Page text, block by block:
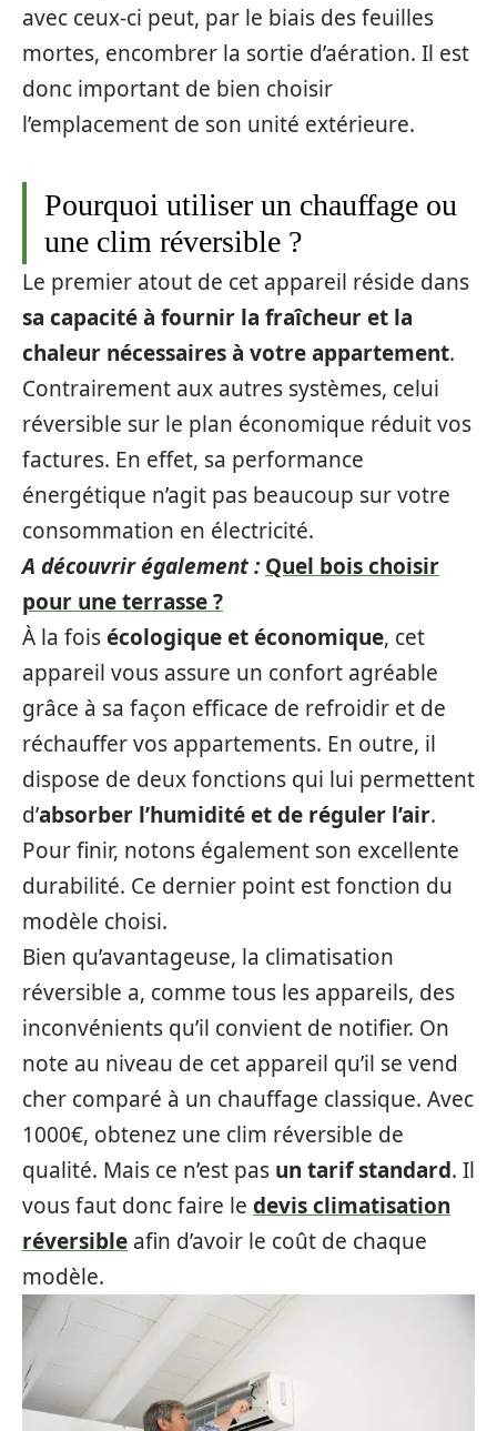
avec ceux-ci peut, par le biais des feuilles
mortes, encombrer la sortie d’aération. Il est
donc important de bien choisir
l’emplacement de son unité extérieure.
Pourquoi utiliser un chauffage ou
une clim réversible ?
Le premier atout de cet appareil réside dans
sa capacité à fournir la fraîcheur et la
chaleur nécessaires à votre appartement.
Contrairement aux autres systèmes, celui
réversible sur le plan économique réduit vos
factures. En effet, sa performance
énergétique n’agit pas beaucoup sur votre
consommation en électricité.
A découvrir également : Quel bois choisir
pour une terrasse ?
À la foisécologique et économique, cet
appareil vous assure un confort agréable
grâce à sa façon efficace de refroidir et de
réchauffer vos appartements. En outre, il
dispose de deux fonctions qui lui permettent
d’absorber l’humidité et de réguler l’air.
Pour finir, notons également son excellente
durabilité. Ce dernier point est fonction du
modèle choisi.
Bien qu’avantageuse, la climatisation
réversible a, comme tous les appareils, des
inconvénients qu’il convient de notifier. On
note au niveau de cet appareil qu’il se vend
cher comparé à un chauffage classique. Avec
1000€, obtenez une clim réversible de
qualité. Mais ce n’est pas un tarif standard. Il
vous faut donc faire le devis climatisation
réversible afin d’avoir le coût de chaque
modèle.